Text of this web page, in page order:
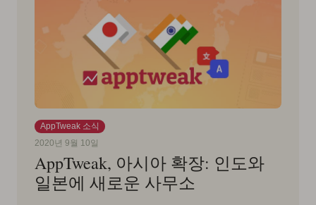
AppTweak 소식
2020년 9월 10일
AppTweak, 아시아 확장: 인도와
일본에 새로운 사무소